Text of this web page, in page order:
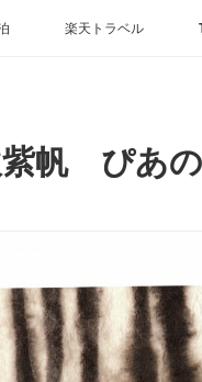
楽天トラベル
帆 ぴあの